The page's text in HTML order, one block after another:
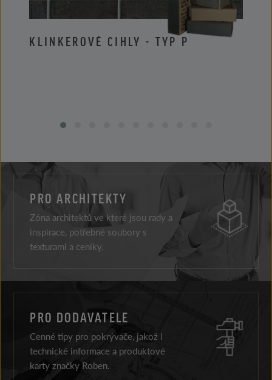
KLINKEROVÉ CIHLY - TYP P
PRO ARCHITEKTY
Zóna architektů ve které jsou rady a
inspirace, potřebné soubory s
texturami a ceníky.
PRO DODAVATELE
Cenné tipy pro pokrývače, jakož i
technické informace a produktové
karty značky Roben.